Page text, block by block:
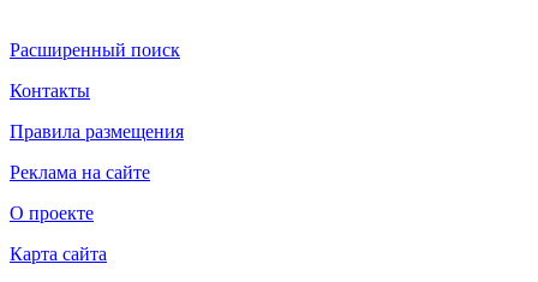
Расширенный поиск
Контакты
Правила размещения
Реклама на сайте
О проекте
Карта сайта